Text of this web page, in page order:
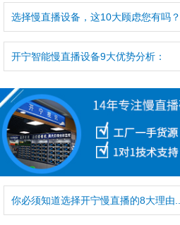
选择慢直播设备，这10大顾虑您有吗？
开宁智能慢直播设备9大优势分析：
你必须知道选择开宁慢直播的8大理由